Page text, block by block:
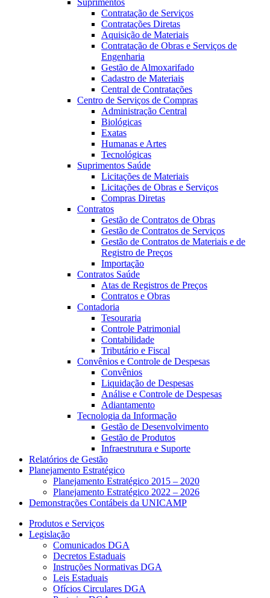
Suprimentos
Contratação de Serviços
Contratações Diretas
Aquisição de Materiais
Contratação de Obras e Serviços de
Engenharia
Gestão de Almoxarifado
Cadastro de Materiais
Central de Contratações
Centro de Serviços de Compras
Administração Central
Biológicas
Exatas
Humanas e Artes
Tecnológicas
Suprimentos Saúde
Licitações de Materiais
Licitações de Obras e Serviços
Compras Diretas
Contratos
Gestão de Contratos de Obras
Gestão de Contratos de Serviços
Gestão de Contratos de Materiais e de
Registro de Preços
Importação
Contratos Saúde
Atas de Registros de Preços
Contratos e Obras
Contadoria
Tesouraria
Controle Patrimonial
Contabilidade
Tributário e Fiscal
Convênios e Controle de Despesas
Convênios
Liquidação de Despesas
Análise e Controle de Despesas
Adiantamento
Tecnologia da Informação
Gestão de Desenvolvimento
Gestão de Produtos
Infraestrutura e Suporte
Relatórios de Gestão
Planejamento Estratégico
Planejamento Estratégico 2015 – 2020
Planejamento Estratégico 2022 – 2026
Demonstrações Contábeis da UNICAMP
Produtos e Serviços
Legislação
Comunicados DGA
Decretos Estaduais
Instruções Normativas DGA
Leis Estaduais
Ofícios Circulares DGA